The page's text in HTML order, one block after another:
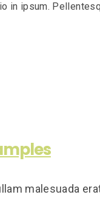
in ipsum.
malesuada